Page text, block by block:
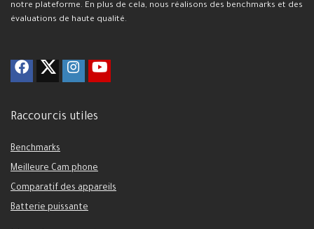
notre plateforme. En plus de cela, nous réalisons des benchmarks et des
évaluations de haute qualité.
Raccourcis utiles
Benchmarks
Meilleure Cam phone
Comparatif des appareils
Batterie puissante